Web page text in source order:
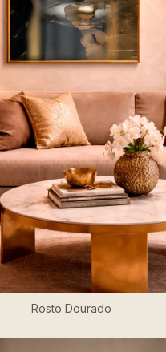
Rosto Dourado